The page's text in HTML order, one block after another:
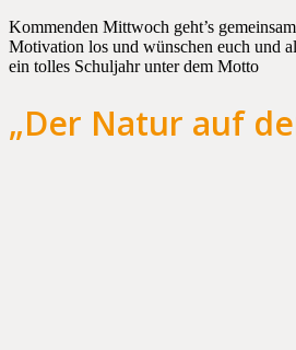
Kommenden Mittwoch geht’s
Motivation los und wünschen euch und
ein tolles Schuljahr unter dem Motto
„Der Natur auf